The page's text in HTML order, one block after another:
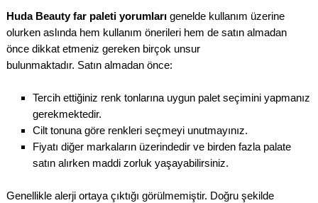
Huda Beauty far paleti yorumları genelde kullanım üzerine
olurken aslında hem kullanım önerileri hem de satın almadan
önce dikkat etmeniz gereken birçok unsur
bulunmaktadır. Satın almadan önce:
Tercih ettiğiniz renk tonlarına uygun palet seçimini yapmanız
gerekmektedir.
Cilt tonuna göre renkleri seçmeyi unutmayınız.
Fiyatı diğer markaların üzerindedir ve birden fazla palate
satın alırken maddi zorluk yaşayabilirsiniz.
Genellikle alerji ortaya çıktığı görülmemiştir. Doğru şekilde